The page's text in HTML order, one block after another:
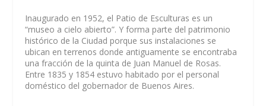
Inaugurado en 1952, el Patio de Esculturas es un
“museo a cielo abierto”. Y forma parte del patrimonio
histórico de la Ciudad porque sus instalaciones se
ubican en terrenos donde antiguamente se encontraba
una fracción de la quinta de Juan Manuel de Rosas.
Entre 1835 y 1854 estuvo habitado por el personal
doméstico del gobernador de Buenos Aires.